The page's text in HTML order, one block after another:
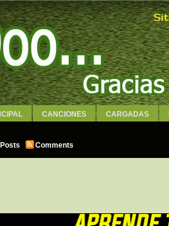
CANCIONES CARGADAS
Posts
Comments